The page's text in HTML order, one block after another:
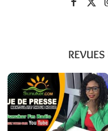
REVUES